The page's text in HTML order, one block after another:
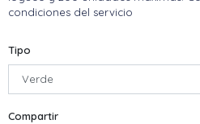
condiciones del servicio
Tipo
Compartir